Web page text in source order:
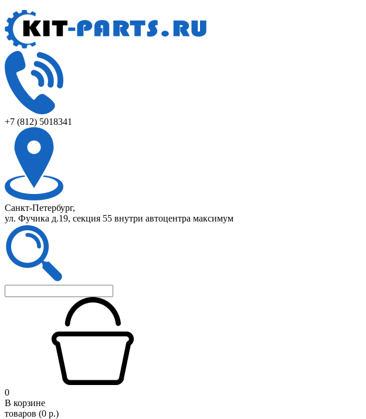
+7 (812) 5018341
Санкт-Петербург,
ул. Фучика д.19, секция 55 внутри автоцентра максимум
0
В корзине
товаров (0 р.)